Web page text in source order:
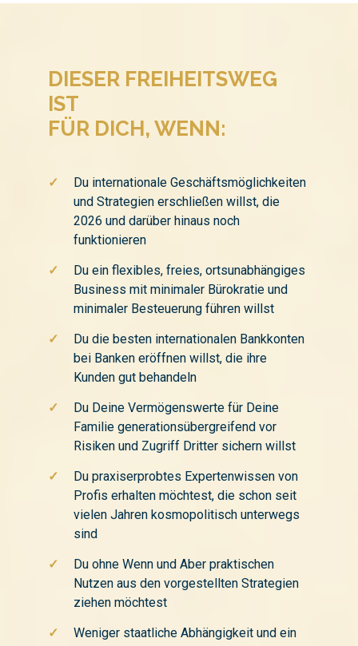
DIESER FREIHEITSWEG
IST
FÜR DICH, WENN:
✓
Du internationale Geschäftsmöglichkeiten
und Strategien erschließen willst, die
2026 und darüber hinaus noch
funktionieren
✓
Du ein flexibles, freies, ortsunabhängiges
Business mit minimaler Bürokratie und
minimaler Besteuerung führen willst
✓
Du die besten internationalen Bankkonten
bei Banken eröffnen willst, die ihre
Kunden gut behandeln
✓
Du Deine Vermögenswerte für Deine
Familie generationsübergreifend vor
Risiken und Zugriff Dritter sichern willst
✓
Du praxiserprobtes Expertenwissen von
Profis erhalten möchtest, die schon seit
vielen Jahren kosmopolitisch unterwegs
sind
✓
Du ohne Wenn und Aber praktischen
Nutzen aus den vorgestellten Strategien
ziehen möchtest
✓
Weniger staatliche Abhängigkeit und ein